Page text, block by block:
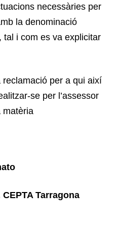
necessàries per
la denominació
tal i com es va explicitar
per a qui així
se per l’assessor
matèria
Tarragona